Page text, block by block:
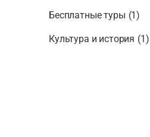
Бесплатные туры (1)
Культура и история (1)